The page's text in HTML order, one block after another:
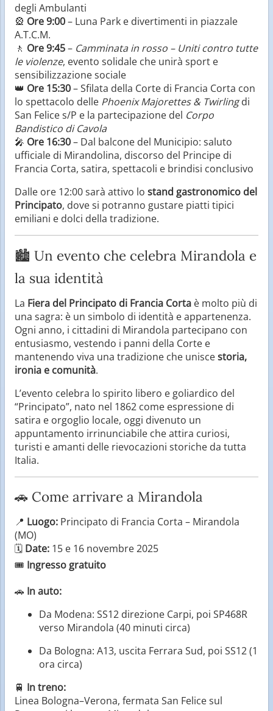
degli Ambulanti
🎡 Ore 9:00– Luna Park e divertimenti in piazzale
A.T.C.M.
🚶 Ore 9:45– Camminata in rosso – Uniti contro tutte
le violenze, evento solidale che unirà sport e
sensibilizzazione sociale
👑 Ore 15:30– Sfilata della Corte di Francia Corta con
lo spettacolo delle Phoenix Majorettes & Twirlingdi
San Felice s/P e la partecipazione del Corpo
Bandistico di Cavola
🎤 Ore 16:30– Dal balcone del Municipio: saluto
ufficiale di Mirandolina, discorso del Principe di
Francia Corta, satira, spettacoli e brindisi conclusivo
Dalle ore 12:00 sarà attivo lo stand gastronomico del
Principato, dove si potranno gustare piatti tipici
emiliani e dolci della tradizione.
🏙️ Un evento che celebra Mirandola e
la sua identità
La Fiera del Principato di Francia Corta è molto più di
una sagra: è un simbolo di identità e appartenenza.
Ogni anno, i cittadini di Mirandola partecipano con
entusiasmo, vestendo i panni della Corte e
mantenendo viva una tradizione che uniscestoria,
ironia e comunità.
L’evento celebra lo spirito libero e goliardico del
“Principato”, nato nel 1862 come espressione di
satira e orgoglio locale, oggi divenuto un
appuntamento irrinunciabile che attira curiosi,
turisti e amanti delle rievocazioni storiche da tutta
Italia.
🚗 Come arrivare a Mirandola
📍 Luogo: Principato di Francia Corta – Mirandola
(MO)
🗓️ Date: 15 e 16 novembre 2025
🎟️ Ingresso gratuito
🚗 In auto:
Da Modena: SS12 direzione Carpi, poi SP468R
verso Mirandola (40 minuti circa)
Da Bologna: A13, uscita Ferrara Sud, poi SS12 (1
ora circa)
🚆 In treno:
Linea Bologna–Verona, fermata San Felice sul